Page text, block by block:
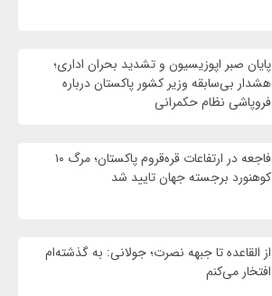
پایان صبر اپوزیسیون و تشدید بحران اداری؛
هشدار بی‌سابقه وزیر کشور پاکستان درباره
فروپاشی نظام حکمرانی
فاجعه در ارتفاعات قره‌قروم پاکستان؛ مرگ ۱۰
کوهنورد برجسته جهان تایید شد
از القاعده تا جبهه نصرت؛ جولانی: به گذشته‌ام
افتخار می‌کنم